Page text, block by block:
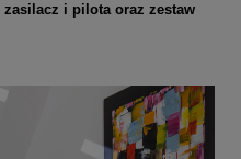
i pilota oraz zestaw